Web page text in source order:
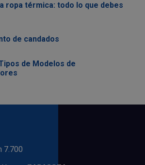
ropa térmica: todo lo que debes
de candados
de Modelos de
7.700